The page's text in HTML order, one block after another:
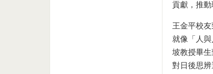
貢獻，推動
王金平校
就像「人
坡教授畢
對日後思